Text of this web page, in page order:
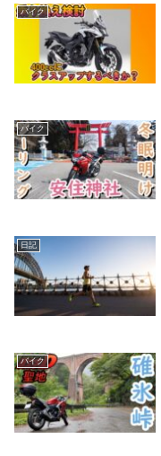
バイク
バイク
日記
バイク